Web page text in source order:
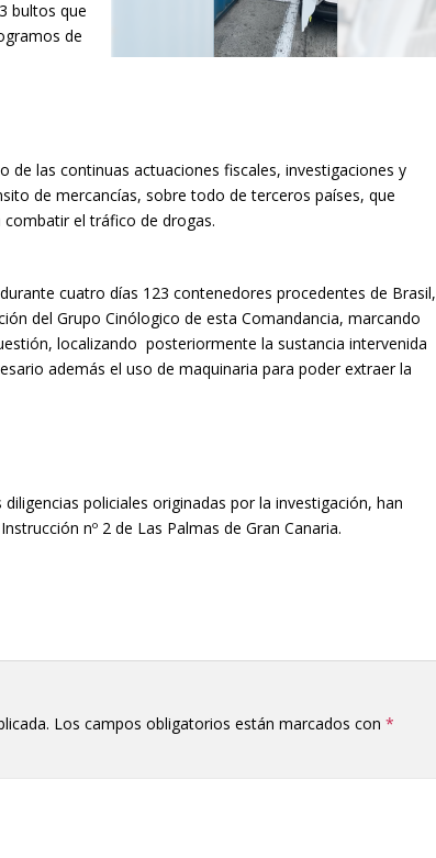
bultos que
de
de las continuas actuaciones fiscales, investigaciones y
de mercancías, sobre todo de terceros países, que
el tráfico de drogas.
cuatro días 123 contenedores procedentes de Brasil,
del Grupo Cinólogico de esta Comandancia, marcando
localizando posteriormente la sustancia intervenida
además el uso de maquinaria para poder extraer la
policiales originadas por la investigación, han
nº 2 de Las Palmas de Gran Canaria.
Los campos obligatorios están marcados con *